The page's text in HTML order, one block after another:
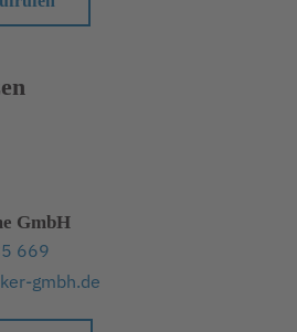
GmbH
669
gmbh.de